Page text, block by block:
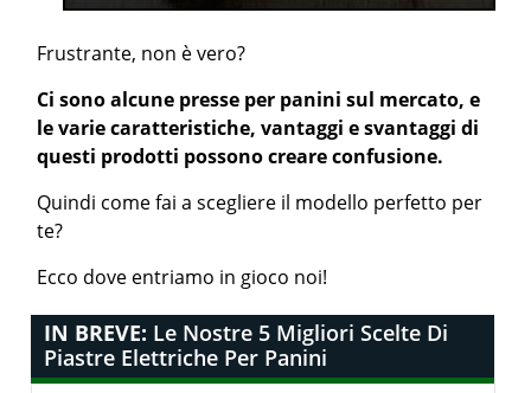
Frustrante, non è vero?
Ci sono alcune presse per panini sul mercato, e
le varie caratteristiche, vantaggi e svantaggi di
questi prodotti possono creare confusione.
Quindi come fai a scegliere il modello perfetto per
te?
Ecco dove entriamo in gioco noi!
IN BREVE: Le Nostre 5 Migliori Scelte Di
Piastre Elettriche Per Panini